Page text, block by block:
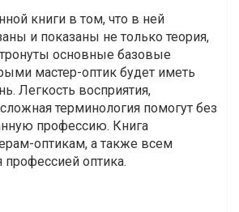
книги в том, что в ней
и показаны не только теория,
основные базовые
мастер-оптик будет иметь
Легкость восприятия,
терминология помогут без
профессию. Книга
оптикам, а также всем
оптика.